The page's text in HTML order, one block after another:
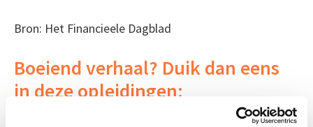
Bron: Het Financieele Dagblad
Boeiend verhaal? Duik dan eens
in deze opleidingen: